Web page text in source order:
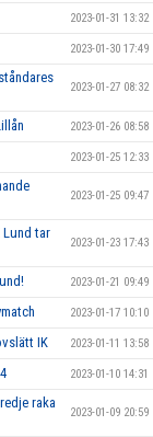
2023-01-31 13:32
2023-01-30 17:49
2023-01-27 08:32
2023-01-26 08:58
2023-01-25 12:33
2023-01-25 09:47
Lund tar
2023-01-23 17:43
2023-01-21 09:49
2023-01-17 10:10
IK 2023-01-11 13:58
2023-01-10 14:31
raka
2023-01-09 20:59